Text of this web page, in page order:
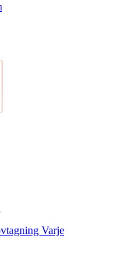
Varje